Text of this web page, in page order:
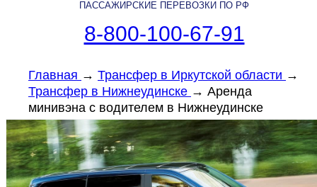
ПАССАЖИРСКИЕ ПЕРЕВОЗКИ ПО РФ
8-800-100-67-91
Главная → Трансфер в Иркутской области →
Трансфер в Нижнеудинске → Аренда
минивэна с водителем в Нижнеудинске